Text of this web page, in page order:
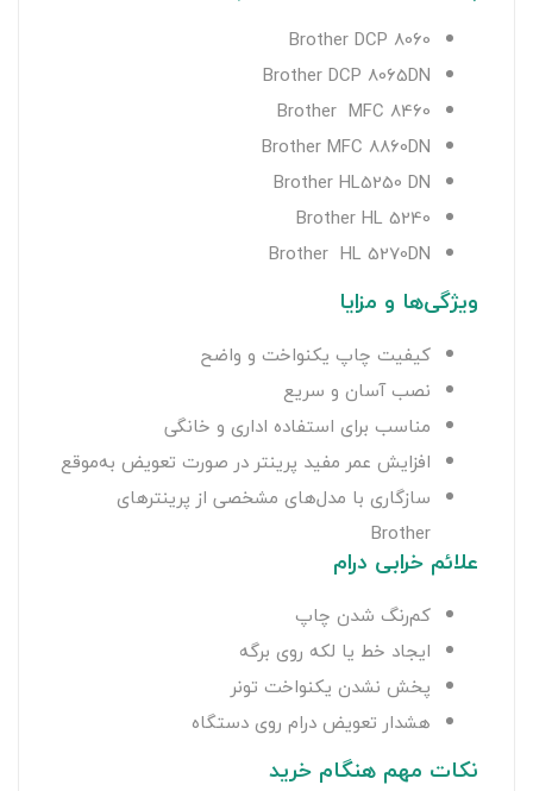
Brother DCP 8060
Brother DCP 8065DN
Brother MFC 8460
Brother MFC 8860DN
Brother HL5250 DN
Brother HL 5240
Brother HL 5270DN
ویژگی‌ها و مزایا
کیفیت چاپ یکنواخت و واضح
نصب آسان و سریع
مناسب برای استفاده اداری و خانگی
افزایش عمر مفید پرینتر در صورت تعویض به‌موقع
سازگاری با مدل‌های مشخصی از پرینترهای
Brother
علائم خرابی درام
کم‌رنگ شدن چاپ
ایجاد خط یا لکه روی برگه
پخش نشدن یکنواخت تونر
هشدار تعویض درام روی دستگاه
نکات مهم هنگام خرید